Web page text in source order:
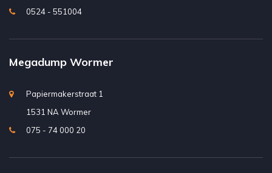
0524 - 551004
Megadump Wormer
Papiermakerstraat 1
1531 NA Wormer
075 - 74 000 20